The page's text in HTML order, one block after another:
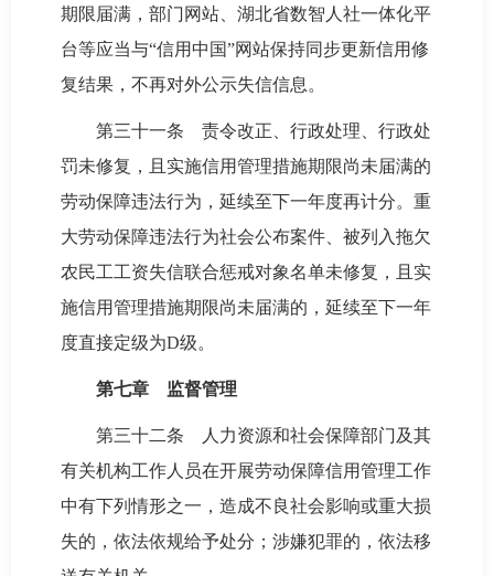
期限届满，部门网站、湖北省数智人社一体化平
台等应当与“信用中国”网站保持同步更新信用修
复结果，不再对外公示失信信息。
第三十一条 责令改正、行政处理、行政处
罚未修复，且实施信用管理措施期限尚未届满的
劳动保障违法行为，延续至下一年度再计分。重
大劳动保障违法行为社会公布案件、被列入拖欠
农民工工资失信联合惩戒对象名单未修复，且实
施信用管理措施期限尚未届满的，延续至下一年
度直接定级为D级。
第七章 监督管理
第三十二条 人力资源和社会保障部门及其
有关机构工作人员在开展劳动保障信用管理工作
中有下列情形之一，造成不良社会影响或重大损
失的，依法依规给予处分；涉嫌犯罪的，依法移